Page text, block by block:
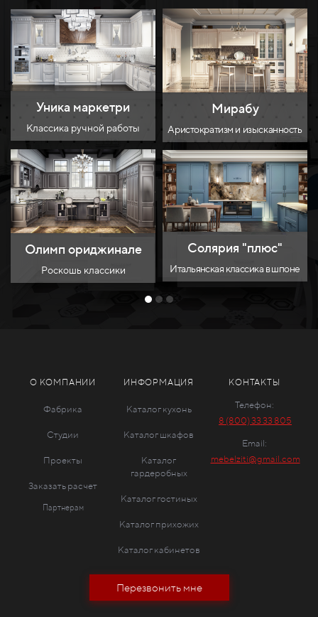
Уника маркетри
Классика ручной работы
Мирабу
Аристократизм и изысканность
Олимп ориджинале
Роскошь классики
Солярия "плюс"
Итальянская классика в шпоне
О КОМПАНИИ
Фабрика
Студии
Проекты
Заказать расчет
Партнерам
ИНФОРМАЦИЯ
Каталог кухонь
Каталог шкафов
Каталог
гардеробных
Каталог гостиных
Каталог прихожих
Каталог кабинетов
КОНТАКТЫ
Телефон:
8 (800) 33 33 805
Email:
mebelziti@gmail.com
Перезвонить мне